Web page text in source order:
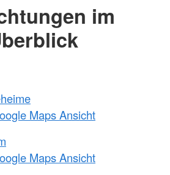
im
Maps Ansicht
Maps Ansicht